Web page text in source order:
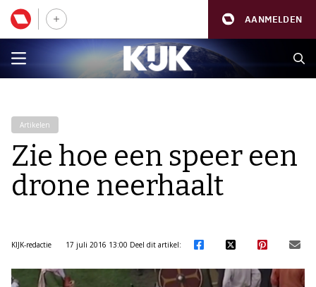
AANMELDEN
Artikelen
Zie hoe een speer een
drone neerhaalt
KIJK-redactie 17 juli 2016 13:00 Deel dit artikel: